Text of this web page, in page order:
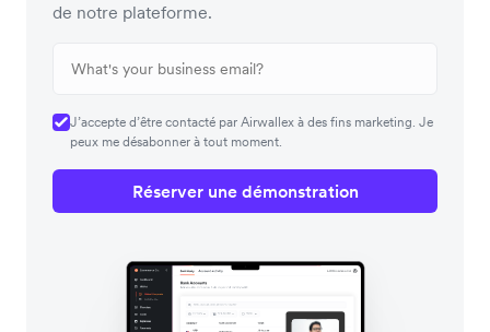
de notre plateforme.
J’accepte d’être contacté par Airwallex à des fins marketing. Je
peux me désabonner à tout moment.
Réserver une démonstration